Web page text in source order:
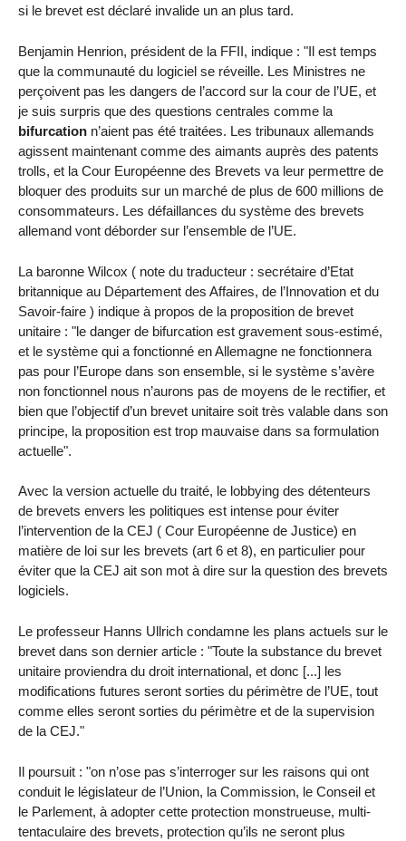
si le brevet est déclaré invalide un an plus tard.
Benjamin Henrion, président de la FFII, indique : "Il est temps
que la communauté du logiciel se réveille. Les Ministres ne
perçoivent pas les dangers de l’accord sur la cour de l’UE, et
je suis surpris que des questions centrales comme la
bifurcation n’aient pas été traitées. Les tribunaux allemands
agissent maintenant comme des aimants auprès des patents
trolls, et la Cour Européenne des Brevets va leur permettre de
bloquer des produits sur un marché de plus de 600 millions de
consommateurs. Les défaillances du système des brevets
allemand vont déborder sur l’ensemble de l’UE.
La baronne Wilcox ( note du traducteur : secrétaire d’Etat
britannique au Département des Affaires, de l’Innovation et du
Savoir-faire ) indique à propos de la proposition de brevet
unitaire : "le danger de bifurcation est gravement sous-estimé,
et le système qui a fonctionné en Allemagne ne fonctionnera
pas pour l’Europe dans son ensemble, si le système s’avère
non fonctionnel nous n’aurons pas de moyens de le rectifier, et
bien que l’objectif d’un brevet unitaire soit très valable dans son
principe, la proposition est trop mauvaise dans sa formulation
actuelle".
Avec la version actuelle du traité, le lobbying des détenteurs
de brevets envers les politiques est intense pour éviter
l’intervention de la CEJ ( Cour Européenne de Justice) en
matière de loi sur les brevets (art 6 et 8), en particulier pour
éviter que la CEJ ait son mot à dire sur la question des brevets
logiciels.
Le professeur Hanns Ullrich condamne les plans actuels sur le
brevet dans son dernier article : "Toute la substance du brevet
unitaire proviendra du droit international, et donc [...] les
modifications futures seront sorties du périmètre de l’UE, tout
comme elles seront sorties du périmètre et de la supervision
de la CEJ."
Il poursuit : "on n’ose pas s’interroger sur les raisons qui ont
conduit le législateur de l’Union, la Commission, le Conseil et
le Parlement, à adopter cette protection monstrueuse, multi-
tentaculaire des brevets, protection qu’ils ne seront plus